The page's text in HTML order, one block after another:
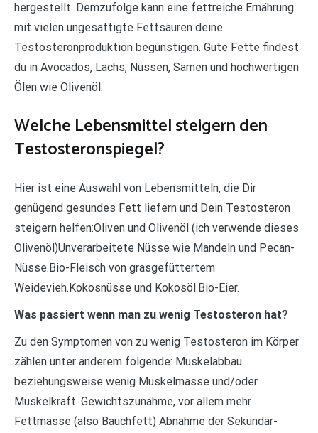
hergestellt. Demzufolge kann eine fettreiche Ernährung
mit vielen ungesättigte Fettsäuren deine
Testosteronproduktion begünstigen. Gute Fette findest
du in Avocados, Lachs, Nüssen, Samen und hochwertigen
Ölen wie Olivenöl.
Welche Lebensmittel steigern den
Testosteronspiegel?
Hier ist eine Auswahl von Lebensmitteln, die Dir
genügend gesundes Fett liefern und Dein Testosteron
steigern helfen:Oliven und Olivenöl (ich verwende dieses
Olivenöl)Unverarbeitete Nüsse wie Mandeln und Pecan-
Nüsse.Bio-Fleisch von grasgefüttertem
Weidevieh.Kokosnüsse und Kokosöl.Bio-Eier.
Was passiert wenn man zu wenig Testosteron hat?
Zu den Symptomen von zu wenig Testosteron im Körper
zählen unter anderem folgende: Muskelabbau
beziehungsweise wenig Muskelmasse und/oder
Muskelkraft. Gewichtszunahme, vor allem mehr
Fettmasse (also Bauchfett) Abnahme der Sekundär-